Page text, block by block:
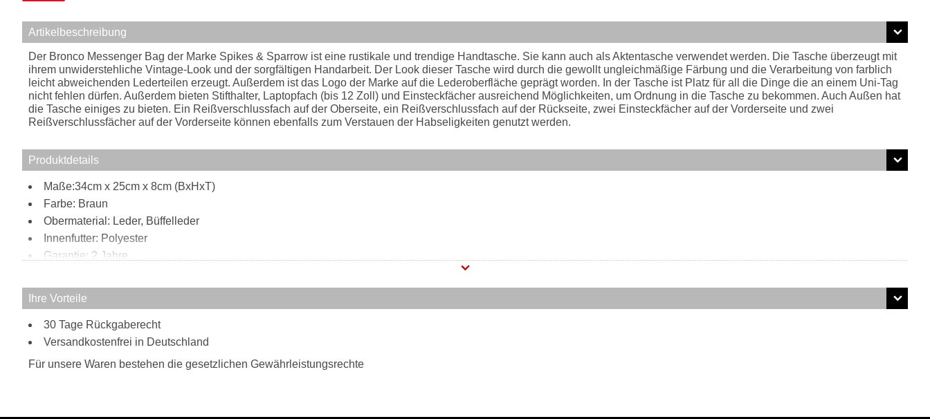
Artikelbeschreibung
Der Bronco Messenger Bag der Marke Spikes & Sparrow ist eine rustikale und trendige Handtasche. Sie kann auch als Aktentasche verwendet werden. Die Tasche überzeugt mit
ihrem unwiderstehliche Vintage-Look und der sorgfältigen Handarbeit. Der Look dieser Tasche wird durch die gewollt ungleichmäßige Färbung und die Verarbeitung von farblich
leicht abweichenden Lederteilen erzeugt. Außerdem ist das Logo der Marke auf die Lederoberfläche geprägt worden. In der Tasche ist Platz für all die Dinge die an einem Uni-Tag
nicht fehlen dürfen. Außerdem bieten Stifthalter, Laptopfach (bis 12 Zoll) und Einsteckfächer ausreichend Möglichkeiten, um Ordnung in die Tasche zu bekommen. Auch Außen hat
die Tasche einiges zu bieten. Ein Reißverschlussfach auf der Oberseite, ein Reißverschlussfach auf der Rückseite, zwei Einsteckfächer auf der Vorderseite und zwei
Reißverschlussfächer auf der Vorderseite können ebenfalls zum Verstauen der Habseligkeiten genutzt werden.
Produktdetails
Maße:34cm x 25cm x 8cm (BxHxT)
Farbe: Braun
Obermaterial: Leder, Büffelleder
Innenfutter: Polyester
Garantie: 2 Jahre
ein Reißverschlussfach auf der Oberseite
ein Reißverschlussfach auf der Rückseite
zwei Einsteckfächer auf der Vorderseite
zwei Reißverschlussfächer auf der Vorderseite
schließt mit Magnetverschluss
Ihre Vorteile
30 Tage Rückgaberecht
Versandkostenfrei in Deutschland
Für unsere Waren bestehen die gesetzlichen Gewährleistungsrechte